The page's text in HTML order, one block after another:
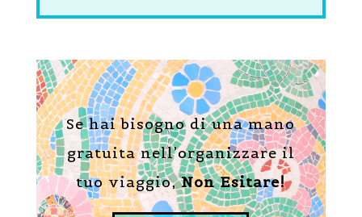
Se hai bisogno di una mano
gratuita nell’organizzare il
tuo viaggio,Non Esitare!